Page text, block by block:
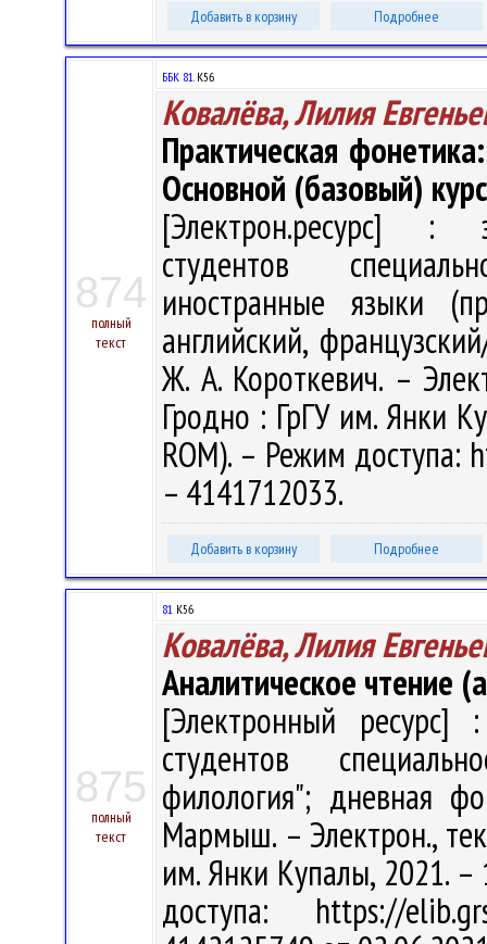
Добавить в корзину Подробнее
874
полный
текст
ББК 81.К56
Ковалёва, Лилия
Практическая
Основной (базовый) курс
[Электрон.ресурс] :
студентов
иностранные языки
английский,
Ж. А. Короткевич. –
Гродно : ГрГУ им. Янки
ROM). – Режим доступа:
– 4141712033.
Добавить в корзину Подробнее
875
полный
текст
81 К56
Ковалёва, Лилия
Аналитическое чтение
[Электронный ресурс]
студентов
филология"; дневная
Мармыш. – Электрон.,
им. Янки Купалы, 2021. –
доступа: https://